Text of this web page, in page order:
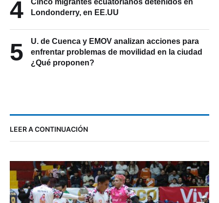
4
Cinco migrantes ecuatorianos detenidos en
Londonderry, en EE.UU
5
U. de Cuenca y EMOV analizan acciones para
enfrentar problemas de movilidad en la ciudad
¿Qué proponen?
LEER A CONTINUACIÓN